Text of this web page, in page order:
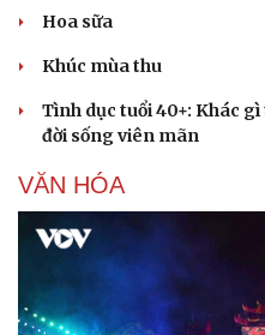
Hoa sữa
Khúc mùa thu
Tình dục tuổi 40+: Khác
đời sống viên mãn
VĂN HÓA